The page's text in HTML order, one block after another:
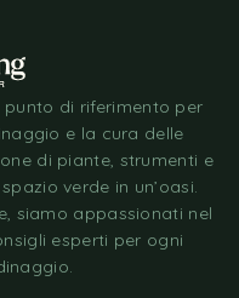
punto di riferimento per
e la cura delle
di piante, strumenti e
verde in un’oasi.
siamo appassionati nel
esperti per ogni